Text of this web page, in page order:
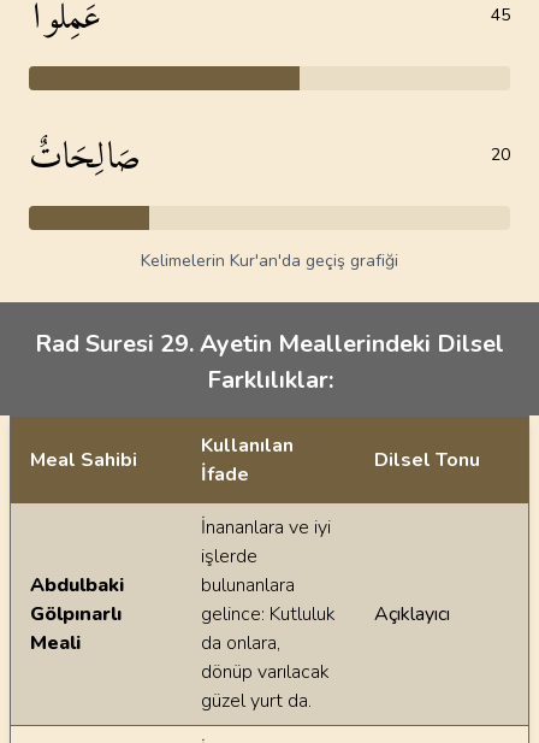
عَمِلُوا 45
صَالِحَاتٌ 20
Kelimelerin Kur'an'da geçiş grafiği
Rad Suresi 29. Ayetin Meallerindeki Dilsel
Farklılıklar:
Ayetin meallerindeki dilsel farklılıklar
Meal Sahibi
Kullanılan
İfade
Dilsel Tonu
Abdulbaki
Gölpınarlı
Meali
İnananlara ve iyi
işlerde
bulunanlara
gelince: Kutluluk
da onlara,
dönüp varılacak
güzel yurt da.
Açıklayıcı